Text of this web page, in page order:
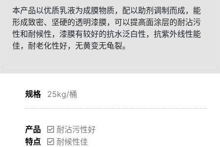
本产品以优质乳液为成膜物质，配以助剂调制而成，能
形成致密、坚硬的透明漆膜，可以提高面涂层的耐沾污
性和耐候性，漆膜有较好的抗水泛白性，抗紫外线性能
佳，耐老化性好，无黄变无龟裂。
规格 25kg/桶
产品
特点
耐沾污性好
耐候性佳